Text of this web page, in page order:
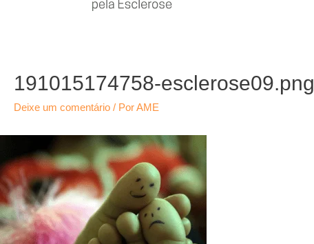
191015174758-esclerose09.png
Deixe um comentário / PorAME